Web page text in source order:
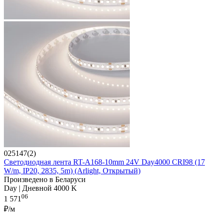
025147(2)
Светодиодная лента RT-A168-10mm 24V Day4000 CRI98 (17
W/m, IP20, 2835, 5m) (Arlight, Открытый)
Произведено в Беларуси
Day | Дневной 4000 K
1 57106
₽/м